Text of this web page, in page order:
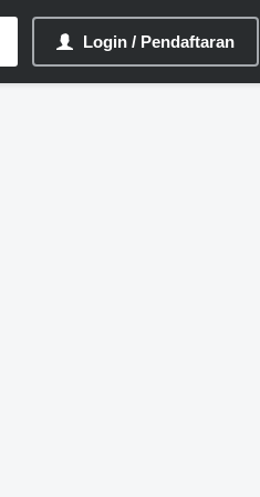
Login / Pendaftaran